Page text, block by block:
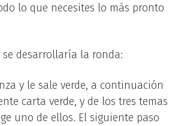
lo que necesites lo más pronto
se desarrollaría la ronda:
y le sale verde, a continuación
carta verde, y de los tres temas
uno de ellos. El siguiente paso